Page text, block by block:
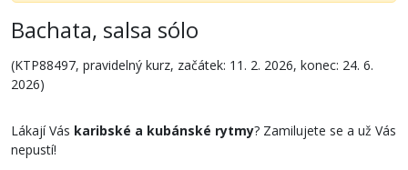
Bachata, salsa sólo
(KTP88497, pravidelný kurz, začátek: 11. 2. 2026, konec: 24. 6.
2026)
Lákají Vás karibské a kubánské rytmy? Zamilujete se a už Vás
nepustí!